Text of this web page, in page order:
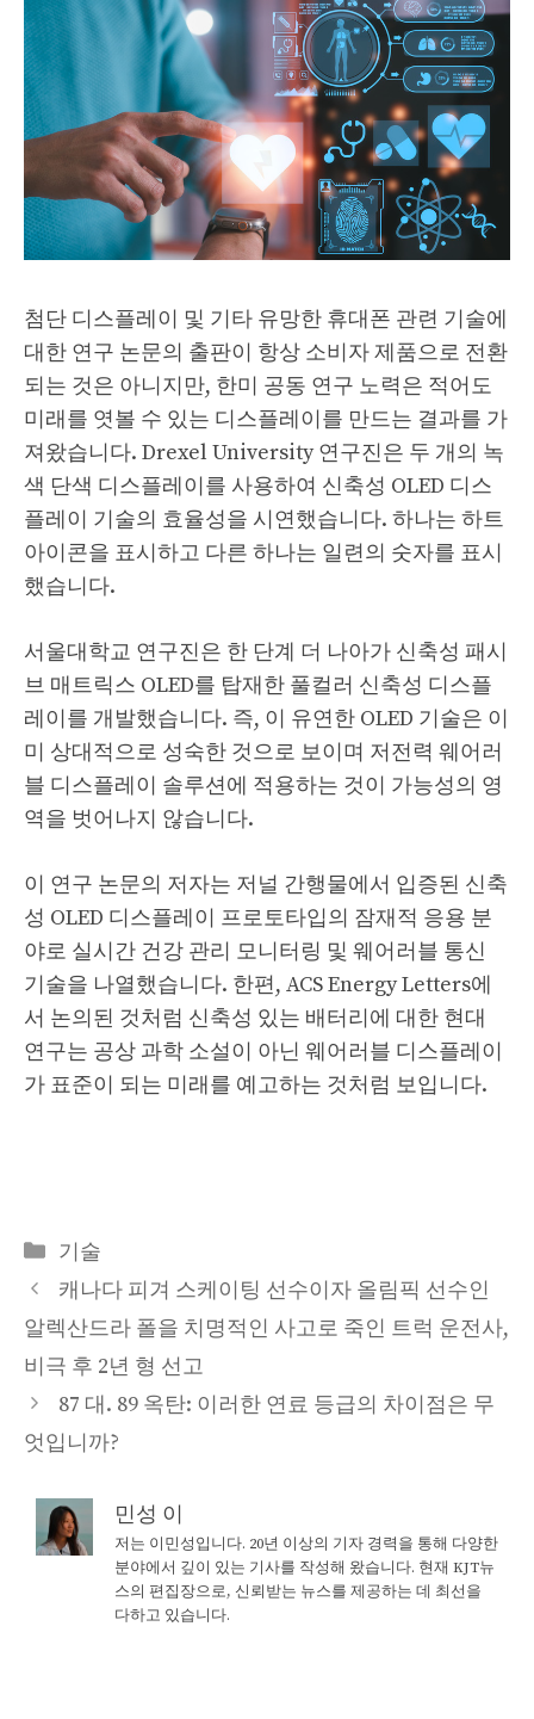
첨단 디스플레이 및 기타 유망한 휴대폰 관련 기술에
대한 연구 논문의 출판이 항상 소비자 제품으로 전환
되는 것은 아니지만, 한미 공동 연구 노력은 적어도
미래를 엿볼 수 있는 디스플레이를 만드는 결과를 가
져왔습니다. Drexel University 연구진은 두 개의 녹
색 단색 디스플레이를 사용하여 신축성 OLED 디스
플레이 기술의 효율성을 시연했습니다. 하나는 하트
아이콘을 표시하고 다른 하나는 일련의 숫자를 표시
했습니다.
서울대학교 연구진은 한 단계 더 나아가 신축성 패시
브 매트릭스 OLED를 탑재한 풀컬러 신축성 디스플
레이를 개발했습니다. 즉, 이 유연한 OLED 기술은 이
미 상대적으로 성숙한 것으로 보이며 저전력 웨어러
블 디스플레이 솔루션에 적용하는 것이 가능성의 영
역을 벗어나지 않습니다.
이 연구 논문의 저자는 저널 간행물에서 입증된 신축
성 OLED 디스플레이 프로토타입의 잠재적 응용 분
야로 실시간 건강 관리 모니터링 및 웨어러블 통신
기술을 나열했습니다. 한편, ACS Energy Letters에
서 논의된 것처럼 신축성 있는 배터리에 대한 현대
연구는 공상 과학 소설이 아닌 웨어러블 디스플레이
가 표준이 되는 미래를 예고하는 것처럼 보입니다.
Categories
기술
캐나다 피겨 스케이팅 선수이자 올림픽 선수인
알렉산드라 폴을 치명적인 사고로 죽인 트럭 운전사,
비극 후 2년 형 선고
87 대. 89 옥탄: 이러한 연료 등급의 차이점은 무
엇입니까?
민성 이
저는 이민성입니다. 20년 이상의 기자 경력을 통해 다양한
분야에서 깊이 있는 기사를 작성해 왔습니다. 현재 KJT뉴
스의 편집장으로, 신뢰받는 뉴스를 제공하는 데 최선을
다하고 있습니다.